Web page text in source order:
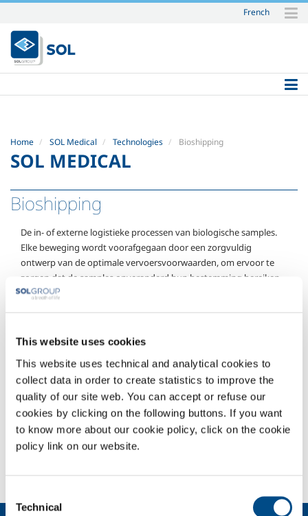
This website uses cookies
This website uses technical and analytical cookies to
collect data in order to create statistics to improve the
quality of our site web. You can accept or refuse our
cookies by clicking on the following buttons. If you want
to know more about our cookie policy, click on the cookie
policy link on our website.
Selection
Technical
Skip
to
content.
|
to
French
Home SOL Medical Technologies Bioshipping
SOL MEDICAL
Bioshipping
De in- of externe logistieke processen van biologische samples.
Elke beweging wordt voorafgegaan door een zorgvuldig
ontwerp van de optimale vervoersvoorwaarden, om ervoor te
zorgen dat de samples onveranderd hun bestemming bereiken.
Talrijke technische oplossingen zijn beschikbaar voor
Sectors of Application
SOL for Healthcare
Wilt u iets melden? Wilt u meer weten?